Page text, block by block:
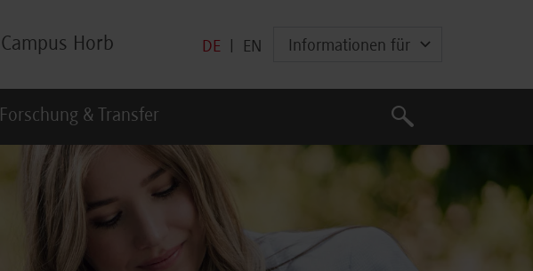
Campus Horb DE EN Informationen für
Forschung & Transfer
Suche
Suche